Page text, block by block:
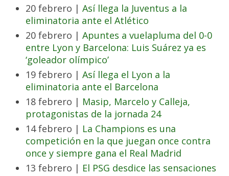
20 febrero | Así llega la Juventus a la
eliminatoria ante el Atlético
20 febrero | Apuntes a vuelapluma del 0-0
entre Lyon y Barcelona: Luis Suárez ya es
‘goleador olímpico’
19 febrero | Así llega el Lyon a la
eliminatoria ante el Barcelona
18 febrero | Masip, Marcelo y Calleja,
protagonistas de la jornada 24
14 febrero | La Champions es una
competición en la que juegan once contra
once y siempre gana el Real Madrid
13 febrero | El PSG desdice las sensaciones